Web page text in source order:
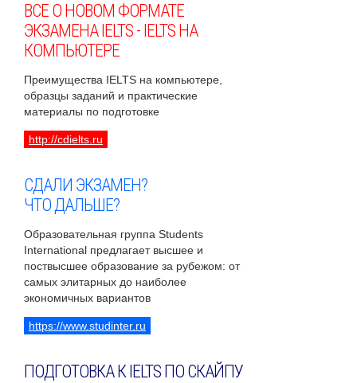
ВСЕ О НОВОМ ФОРМАТЕ
ЭКЗАМЕНА IELTS - IELTS НА
КОМПЬЮТЕРЕ
Преимущества IELTS на компьютере,
образцы заданий и практические
материалы по подготовке
http://cdielts.ru
СДАЛИ ЭКЗАМЕН?
ЧТО ДАЛЬШЕ?
Образовательная группа Students
International предлагает высшее и
поствысшее образование за рубежом: от
самых элитарных до наиболее
экономичных вариантов
https://www.studinter.ru
ПОДГОТОВКА К IELTS ПО СКАЙПУ